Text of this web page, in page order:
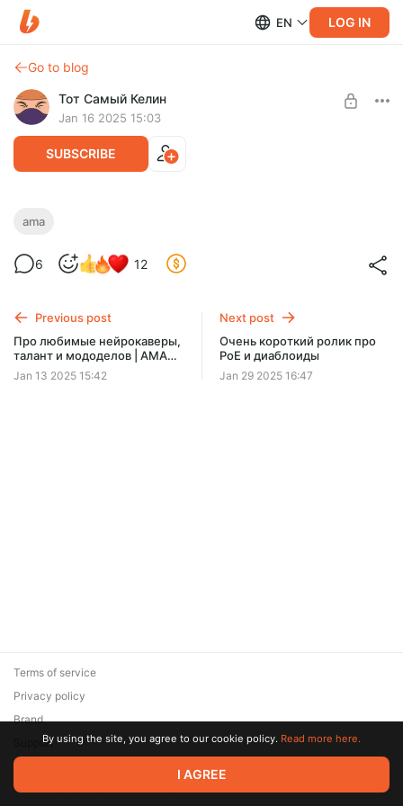
EN LOG IN
Go to blog
Тот Самый Келин
Jan 16 2025 15:03
SUBSCRIBE
Про ИИ, деятельность Того Самого
играх | АМА для спонсоров #19
Завсегдатай клуба
ama
6 12
Previous post
Про любимые нейрокаверы,
талант и мододелов | АМА
для спонсоров #18
Jan 13 2025 15:42
Next post
Очень короткий ролик про
PoE и диаблоиды
Jan 29 2025 16:47
© 2026 Zaya Solutions Limited. All rights reserved. All trademarks
are the property of their respective owners.
Terms of service
Privacy policy
Brand
SupportBy using the site, you agree to our cookie policy. Read more here.
I AGREE